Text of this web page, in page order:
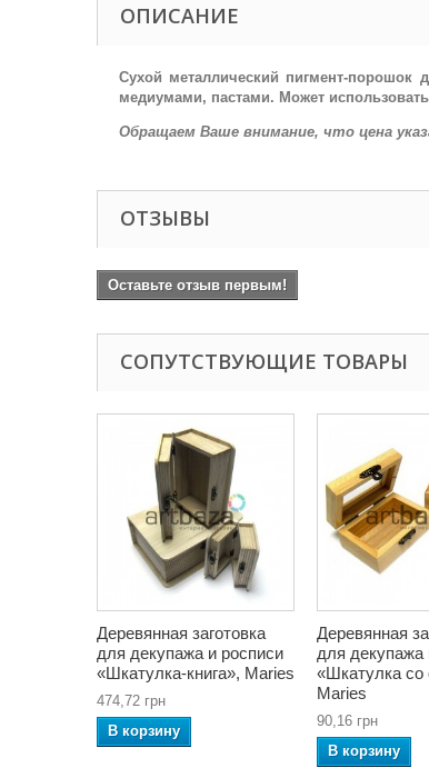
ОПИСАНИЕ
Сухой металлический пигмент-порошок
медиумами, пастами. Может
Обращаем Ваше внимание, что цена
ОТЗЫВЫ
Оставьте отзыв первым!
СОПУТСТВУЮЩИЕ ТОВАРЫ
Деревянная заготовка
для декупажа и росписи
«Шкатулка-книга», Maries
474,72 грн
В корзину
Деревянная
для декупажа
«Шкатулка со
Maries
90,16 грн
В корзину